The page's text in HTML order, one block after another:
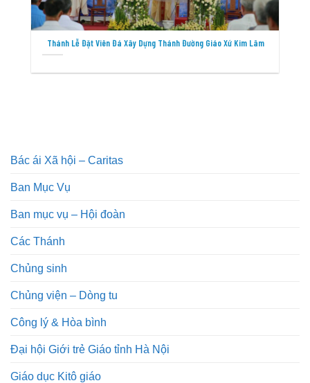
Thánh Lễ Đặt Viên Đá Xây Dựng Thánh Đường Giáo Xứ Kim Lâm
Bác ái Xã hội – Caritas
Ban Mục Vụ
Ban mục vụ – Hội đoàn
Các Thánh
Chủng sinh
Chủng viện – Dòng tu
Công lý & Hòa bình
Đại hội Giới trẻ Giáo tỉnh Hà Nội
Giáo dục Kitô giáo